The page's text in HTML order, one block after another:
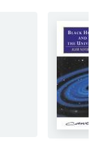
Black
Igor D.
24.81 €
(ušetríte 5%)